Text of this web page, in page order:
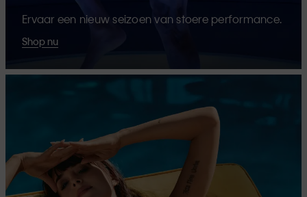
Ervaar een nieuw seizoen van stoere performance.
Shop nu